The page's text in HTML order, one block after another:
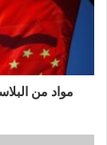
ر
مواد من